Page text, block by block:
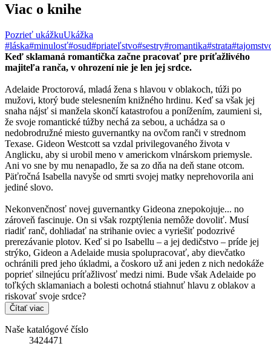
Viac o knihe
Pozrieť ukážkuUkážka
#láska#minulosť#osud#priateľstvo#sestry#romantika#strata
Keď sklamaná romantička začne pracovať pre príťažlivého
majiteľa ranča, v ohrození nie je len jej srdce.
Adelaide Proctorová, mladá žena s hlavou v oblakoch, túži po
mužovi, ktorý bude stelesnením knižného hrdinu. Keď sa však jej
snaha nájsť si manžela skončí katastrofou a ponížením, zaumieni si,
že svoje romantické túžby nechá za sebou, a uchádza sa o
nedobrodružné miesto guvernantky na ovčom ranči v strednom
Texase. Gideon Westcott sa vzdal privilegovaného života v
Anglicku, aby si urobil meno v americkom vlnárskom priemysle.
Ani vo sne by mu nenapadlo, že sa zo dňa na deň stane otcom.
Päťročná Isabella navyše od smrti svojej matky neprehovorila ani
jediné slovo.
Nekonvenčnosť novej guvernantky Gideona znepokojuje... no
zároveň fascinuje. On si však rozptýlenia nemôže dovoliť. Musí
riadiť ranč, dohliadať na strihanie oviec a vyriešiť podozrivé
prerezávanie plotov. Keď si po Isabellu – a jej dedičstvo – príde jej
strýko, Gideon a Adelaide musia spolupracovať, aby dievčatko
ochránili pred jeho úkladmi, a čoskoro už ani jeden z nich nedokáže
poprieť silnejúcu príťažlivosť medzi nimi. Bude však Adelaide po
toľkých sklamaniach a bolesti ochotná stiahnuť hlavu z oblakov a
riskovať svoje srdce?
Čítať viac
Naše katalógové číslo
3424471